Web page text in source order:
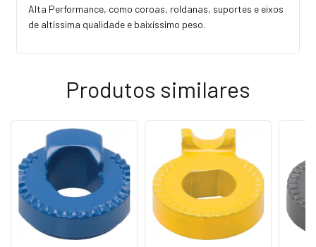
Alta Performance, como coroas, roldanas, suportes e eixos
de altíssima qualidade e baixíssimo peso.
Produtos similares